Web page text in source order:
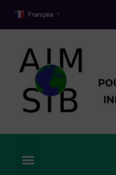
Français ▼